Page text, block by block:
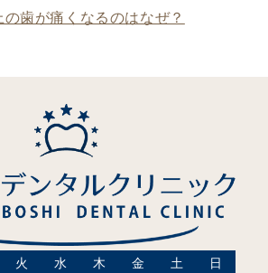
歯が痛くなるのはなぜ？
火 水 木 金 土
日